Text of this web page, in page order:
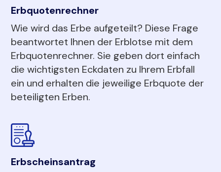
Erbquotenrechner
Wie wird das Erbe aufgeteilt? Diese Frage
beantwortet Ihnen der Erblotse mit dem
Erbquotenrechner. Sie geben dort einfach
die wichtigsten Eckdaten zu Ihrem Erbfall
ein und erhalten die jeweilige Erbquote der
beteiligten Erben.
Erbscheinsantrag